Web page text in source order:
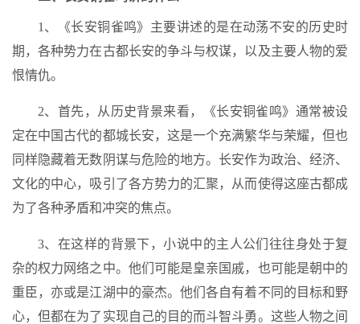
1、《长安铜雀鸣》主要讲述的是在动荡不安的历史时
期，各种势力在古都长安的争斗与权谋，以及主要人物的爱
恨情仇。
2、首先，从历史背景来看，《长安铜雀鸣》通常被设
定在中国古代的都城长安，这是一个充满繁华与荣耀，但也
同样隐藏着无数阴谋与危险的地方。长安作为政治、经济、
文化的中心，吸引了各方势力的汇聚，从而使得这座古都成
为了各种矛盾和冲突的焦点。
3、在这样的背景下，小说中的主人公们往往身处于复
杂的权力网络之中。他们可能是皇亲国戚，也可能是朝中的
重臣，亦或是江湖中的豪杰。他们各自有着不同的目标和野
心，但都在为了实现自己的目的而斗智斗勇。这些人物之间